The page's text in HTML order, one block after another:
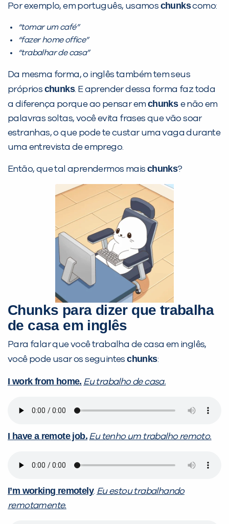
Por exemplo, em português, usamos chunkscomo:
“tomar um café”
“fazer home office”
“trabalhar de casa”
Da mesma forma, o inglês também tem seus
próprios chunks. E aprender dessa forma faz toda
a diferença porque ao pensar em chunks e não em
palavras soltas, você evita frases que vão soar
estranhas, o que pode te custar uma vaga durante
uma entrevista de emprego.
Então, que tal aprendermos mais chunks?
Chunks para dizer que trabalha
de casa em inglês
Para falar que você trabalha de casa em inglês,
você pode usar os seguinteschunks:
I work from home. Eu trabalho de casa.
I have a remote job. Eu tenho um trabalho remoto.
I’m working remotely. Eu estou trabalhando
remotamente.